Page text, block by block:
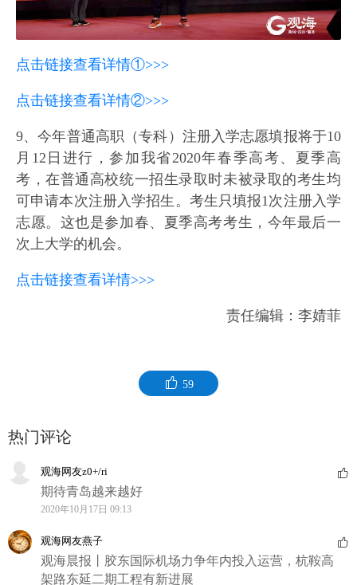
点击链接查看详情①>>>
点击链接查看详情②>>>
9、今年普通高职（专科）注册入学志愿填报将于10
月12日进行，参加我省2020年春季高考、夏季高
考，在普通高校统一招生录取时未被录取的考生均
可申请本次注册入学招生。考生只填报1次注册入学
志愿。这也是参加春、夏季高考考生，今年最后一
次上大学的机会。
点击链接查看详情>>>
责任编辑：李婧菲
59
热门评论
观海网友z0+/ri
期待青岛越来越好
2020年10月17日 09:13
观海网友燕子
观海晨报丨胶东国际机场力争年内投入运营，杭鞍高
架路东延二期工程有新进展